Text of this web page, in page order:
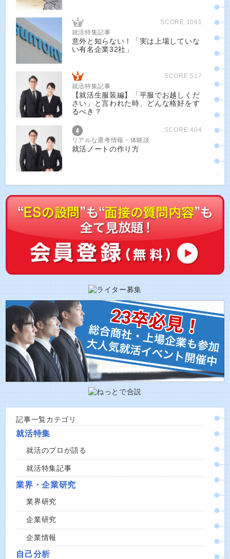
SCORE:1091
就活特集記事
意外と知らない！「実は上場していな
い有名企業32社」
SCORE:517
就活特集記事
【就活生服装編】「平服でお越しくだ
さい」と言われた時、どんな格好をす
るべき？
SCORE:404
リアルな選考情報・体験談
就活ノートの作り方
記事一覧カテゴリ
就活特集
就活のプロが語る
就活特集記事
業界・企業研究
業界研究
企業研究
企業情報
自己分析